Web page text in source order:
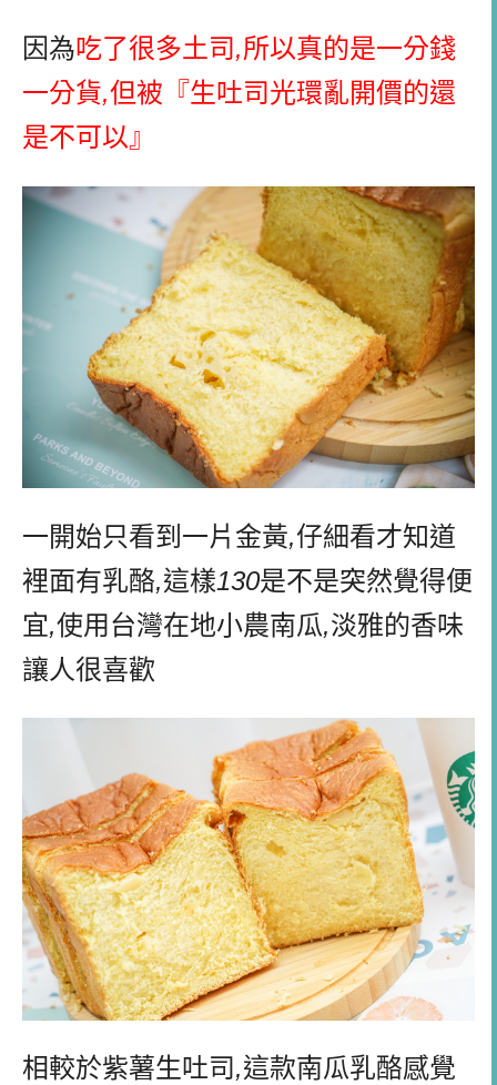
因為吃了很多土司,所以真的是一分錢
一分貨,但被『生吐司光環亂開價的還
是不可以』
一開始只看到一片金黃,仔細看才知道
裡面有乳酪,這樣130是不是突然覺得便
宜,使用台灣在地小農南瓜,淡雅的香味
讓人很喜歡
相較於紫薯生吐司,這款南瓜乳酪感覺